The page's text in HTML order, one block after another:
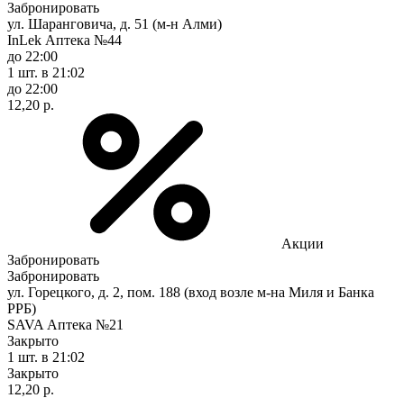
Забронировать
ул. Шаранговича, д. 51 (м-н Алми)
InLek Аптека №44
до 22:00
1 шт. в 21:02
до 22:00
12,20 р.
Акции
Забронировать
Забронировать
ул. Горецкого, д. 2, пом. 188 (вход возле м-на Миля и Банка
РРБ)
SAVA Аптека №21
Закрыто
1 шт. в 21:02
Закрыто
12,20 р.